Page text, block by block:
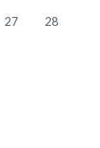
27
28